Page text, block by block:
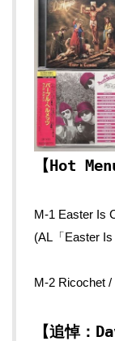
【Hot
M-1 Easter Is
(AL「Easter
M-2 Ricochet
【追悼：